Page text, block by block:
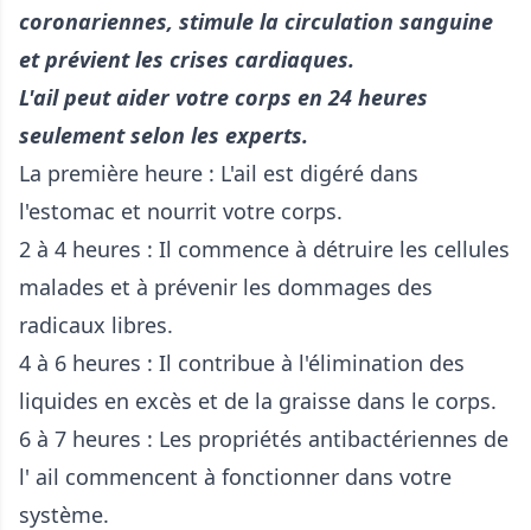
coronariennes, stimule la circulation sanguine
et prévient les crises cardiaques.
L'ail peut aider votre corps en 24 heures
seulement selon les experts.
La première heure : L'ail est digéré dans
l'estomac et nourrit votre corps.
2 à 4 heures : Il commence à détruire les cellules
malades et à prévenir les dommages des
radicaux libres.
4 à 6 heures : Il contribue à l'élimination des
liquides en excès et de la graisse dans le corps.
6 à 7 heures : Les propriétés antibactériennes de
l' ail commencent à fonctionner dans votre
système.